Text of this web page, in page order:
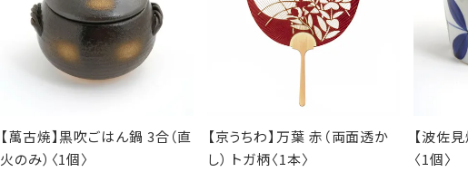
のしについてはこちらをご覧ください
【萬古焼】黒吹ごはん鍋 3合（直
火のみ）〈1個〉
【京うちわ】万葉 赤（両面透か
し） トガ柄〈1本〉
【波佐
〈1個〉